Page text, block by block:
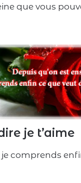
que vous
je t’aime
comprends